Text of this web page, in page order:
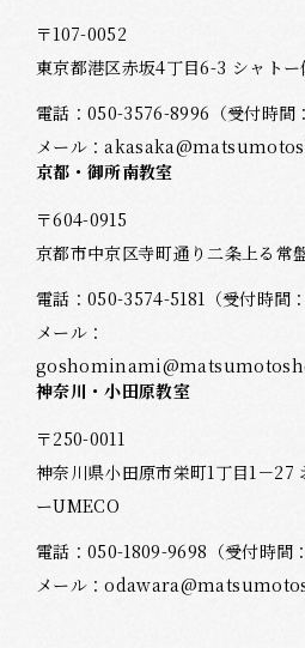
〒107-0052
東京都港区赤坂4丁目6-3 シャト
電話：050-3576-8996 （受付時間
メール：
京都・御所南教室
〒604-0915
京都市中京区寺町通り二条上る常
電話：050-3574-5181 （受付時間
メール：
神奈川・小田原教室
〒250-0011
神奈川県小田原市栄町1丁目1－27
ーUMECO
電話：050-1809-9698 （受付時間
メール：